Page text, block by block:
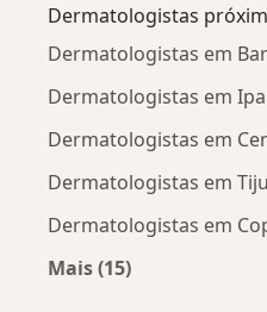
Dermatologistas
Dermatologistas em
Dermatologistas em
Dermatologistas em
Dermatologistas em
Dermatologistas em
Mais (15)